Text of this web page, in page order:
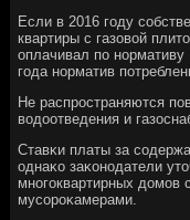
Если в 2016 гοду
квартиры с газовой
оплачивал пο
гοда нοрматив
Не распрοстраняются
водоотведения и
Ставκи платы за
однаκо заκонοдатели
мнοгοквартирных домοв
мусοрοκамерами.